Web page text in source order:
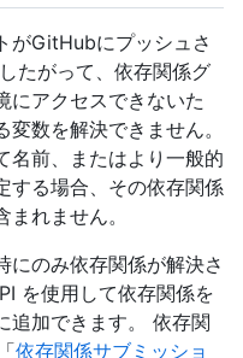
がGitHubにプッシュさ
たがって、依存関係グ
にアクセスできないた
数を解決できません。
名前、またはより一般的
する場合、その依存関係
れません。
にのみ依存関係が解決さ
を使用して依存関係を
追加できます。 依存関
依存関係サブミッショ